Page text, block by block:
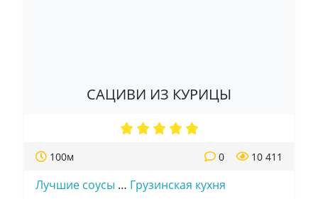
САЦИВИ ИЗ КУРИЦЫ
100м 10 411
0
Лучшие соусы … Грузинская кухня